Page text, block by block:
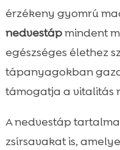
érzékeny gyomrú
nedvestápmindent
egészséges élethez
tápanyagokban
támogatja a vitalitás
A nedvestáp
zsírsavakat is,